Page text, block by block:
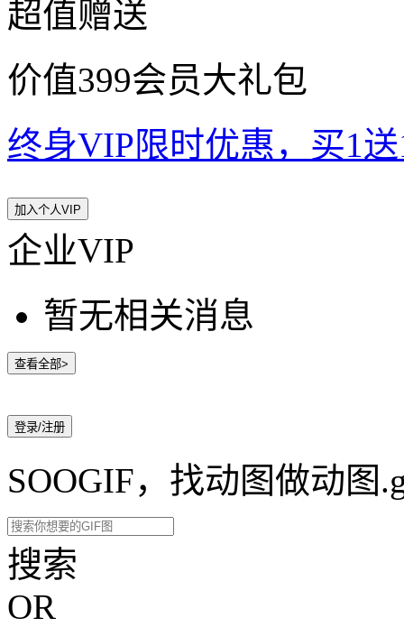
超值赠送
价值399会员大礼包
终身VIP限时优惠，买1
加入个人VIP
企业VIP
暂无相关消息
查看全部>
登录/注册
SOOGIF，找动图做动图
搜索
OR